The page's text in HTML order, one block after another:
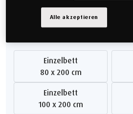
Zum 35.
Einzelbett
80 x 200 cm
Einzelbett
100 x 200 cm
Alle akzeptieren